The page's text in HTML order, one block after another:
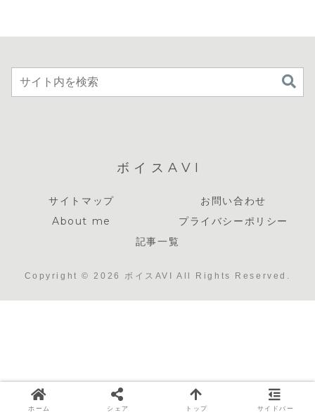
ボイスAVI
サイトマップ
お問い合わせ
About me
プライバシーポリシー
記事一覧
Copyright © 2026 ボイスAVI All Rights Reserved.
ホーム シェア トップ サイドバー